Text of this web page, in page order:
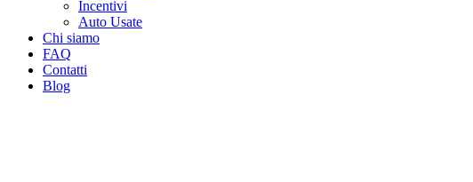
Incentivi
Auto Usate
Chi siamo
FAQ
Contatti
Blog